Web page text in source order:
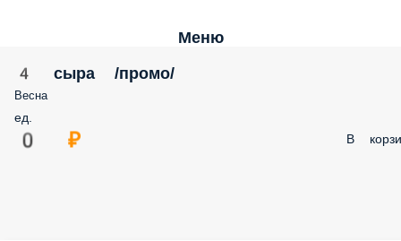
Меню
4 сыра /промо/
Весна
ед.
0 ₽ В